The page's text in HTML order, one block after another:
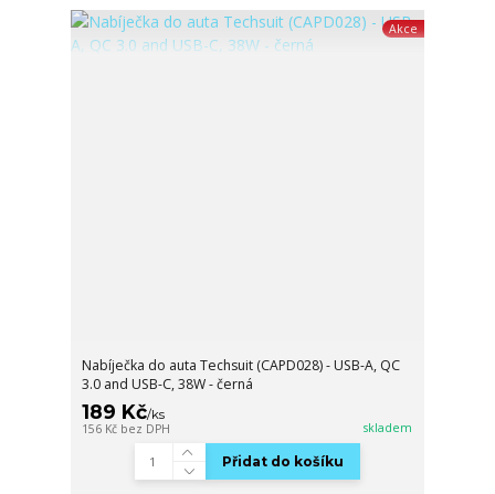
Akce
Nabíječka do auta Techsuit (CAPD028) - USB-A, QC
3.0 and USB-C, 38W - černá
189 Kč/ks
156 Kč bez DPH skladem
Přidat do košíku